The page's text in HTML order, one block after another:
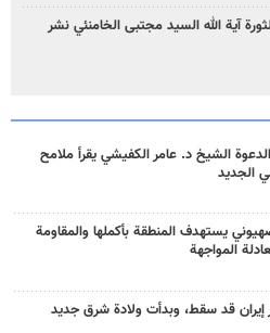
آية الله السيد مجتبى الخامنئي نشر
الشيخ د. عامر الكفيشي يقرأ ملامح
الجديد
يستهدف المنطقة بأكملها والمقاومة
المواجهة
قد سقط، وبدأت ولادة شرق جديد